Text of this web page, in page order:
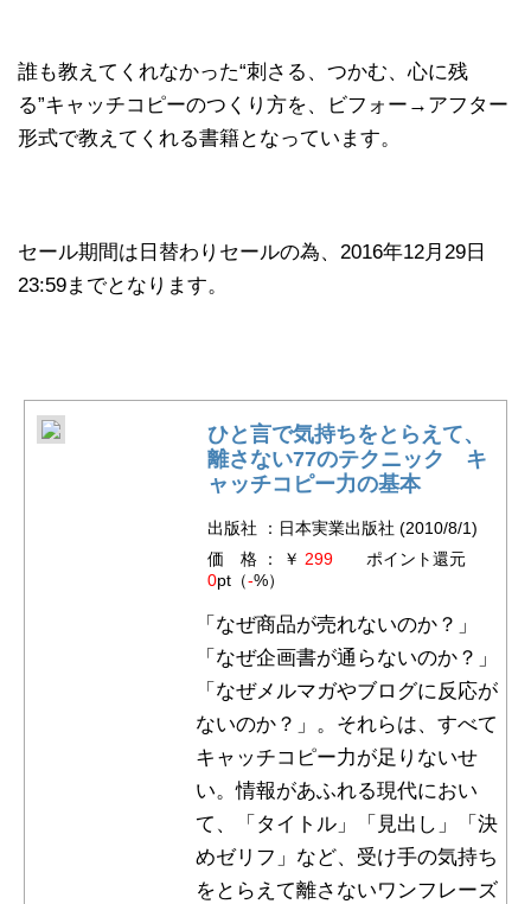
誰も教えてくれなかった“刺さる、つかむ、心に残
る”キャッチコピーのつくり方を、ビフォー→アフター
形式で教えてくれる書籍となっています。
セール期間は日替わりセールの為、2016年12月29日
23:59までとなります。
ひと言で気持ちをとらえて、
離さない77のテクニック キ
ャッチコピー力の基本
出版社 ：日本実業出版社 (2010/8/1)
価 格 ： ￥ 299ポイント還元
0pt（-%）
「なぜ商品が売れないのか？」
「なぜ企画書が通らないのか？」
「なぜメルマガやブログに反応が
ないのか？」。それらは、すべて
キャッチコピー力が足りないせ
い。情報があふれる現代におい
て、「タイトル」「見出し」「決
めゼリフ」など、受け手の気持ち
をとらえて離さないワンフレーズ